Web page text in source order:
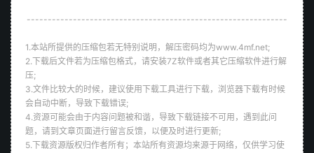
--------------------------------------------------------------
1.本站所提供的压缩包若无特别说明，解压密码均为www.4mf.net;
2.下载后文件若为压缩包格式，请安装7Z软件或者其它压缩软件进行解
压;
3.文件比较大的时候，建议使用下载工具进行下载，浏览器下载有时候
会自动中断，导致下载错误;
4.资源可能会由于内容问题被和谐，导致下载链接不可用，遇到此问
题，请到文章页面进行留言反馈，以便及时进行更新;
5.下载资源版权归作者所有；本站所有资源均来源于网络，仅供学习使